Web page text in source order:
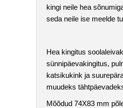
kingi neile hea
seda neile ise meelde
Hea kingitus
sünnipäevakingitus,
katsikukink ja
muudeks
Mõõdud 74X83 mm